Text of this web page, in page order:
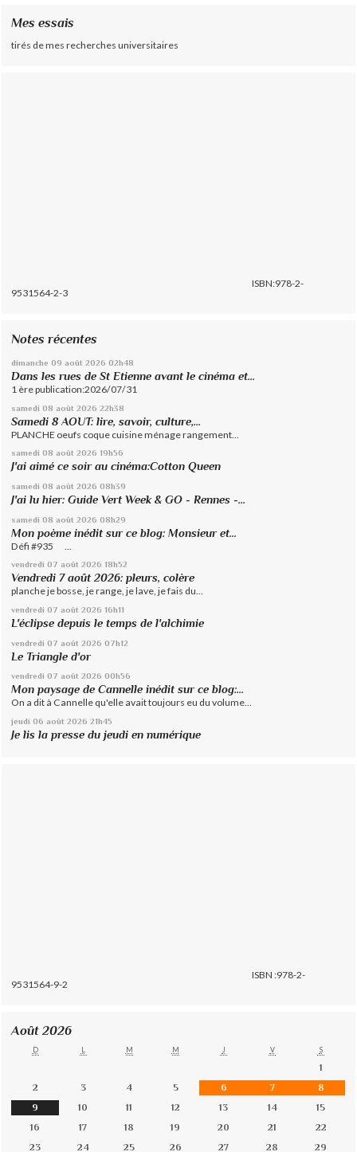
Mes essais
tirés de mes recherches universitaires
ISBN:978-2-
9531564-2-3
Notes récentes
dimanche 09 août 2026 02h48
Dans les rues de St Etienne avant le cinéma et...
1 ère publication:2026/07/31
samedi 08 août 2026 22h38
Samedi 8 AOUT: lire, savoir, culture,...
PLANCHE oeufs coque cuisine ménage rangement...
samedi 08 août 2026 19h56
J'ai aimé ce soir au cinéma:Cotton Queen
samedi 08 août 2026 08h39
J'ai lu hier: Guide Vert Week & GO - Rennes -...
samedi 08 août 2026 08h29
Mon poème inédit sur ce blog: Monsieur et...
Défi #935 ...
vendredi 07 août 2026 18h52
Vendredi 7 août 2026: pleurs, colère
planche je bosse, je range, je lave, je fais du...
vendredi 07 août 2026 16h11
L'éclipse depuis le temps de l'alchimie
vendredi 07 août 2026 07h12
Le Triangle d'or
vendredi 07 août 2026 00h56
Mon paysage de Cannelle inédit sur ce blog:...
On a dit à Cannelle qu'elle avait toujours eu du volume...
jeudi 06 août 2026 21h45
Je lis la presse du jeudi en numérique
ISBN :978-2-
9531564-9-2
Août 2026
D L M M J V S
1
2
3 4 5 6 7
8
9
10 11 12 13 14
15
16
17 18 19 20 21
22
23
24 25 26 27 28 29